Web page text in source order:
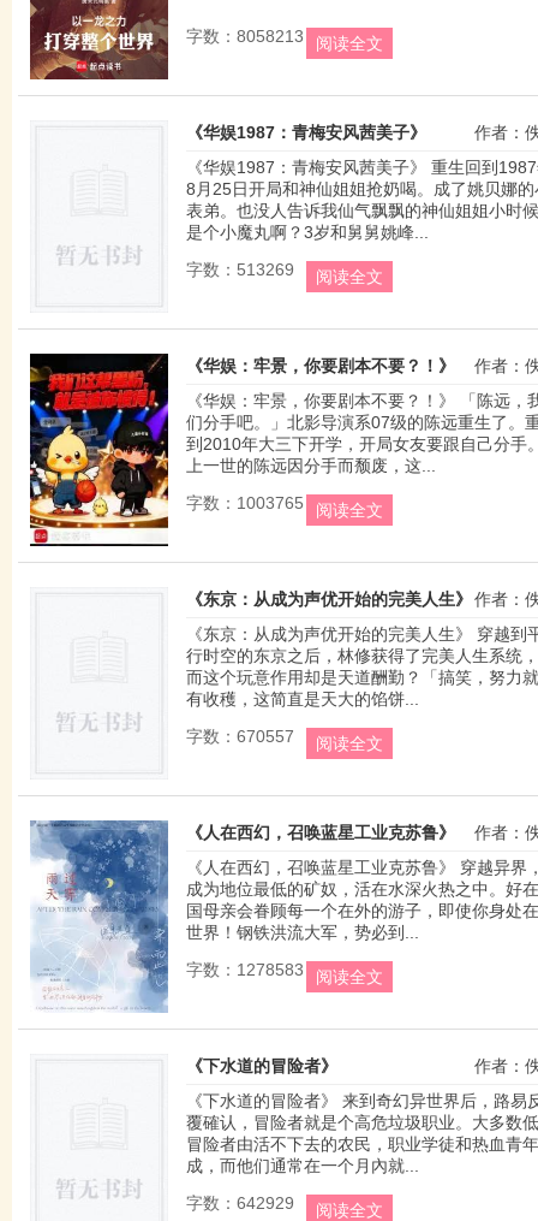
字数：8058213 阅读全文
《华娱1987：青梅安风茜美子》
作者：
《华娱1987：青梅安风茜美子》 重生回到
8月25日开局和神仙姐姐抢奶喝。成了姚贝娜的
表弟。也没人告诉我仙气飘飘的神仙姐姐小时
是个小魔丸啊？3岁和舅舅姚峰...
字数：513269
阅读全文
《华娱：牢景，你要剧本不要？！》
作者：
《华娱：牢景，你要剧本不要？！》 「陈远，
们分手吧。」北影导演系07级的陈远重生了。
到2010年大三下开学，开局女友要跟自己分手
上一世的陈远因分手而颓废，这...
字数：1003765
阅读全文
《东京：从成为声优开始的完美人生》 作者：
《东京：从成为声优开始的完美人生》 穿越到
行时空的东京之后，林修获得了完美人生系统
而这个玩意作用却是天道酬勤？「搞笑，努力
有收穫，这简直是天大的馅饼...
字数：670557
阅读全文
《人在西幻，召唤蓝星工业克苏鲁》
作者：
《人在西幻，召唤蓝星工业克苏鲁》 穿越异界
成为地位最低的矿奴，活在水深火热之中。好
国母亲会眷顾每一个在外的游子，即使你身处
世界！钢铁洪流大军，势必到...
字数：1278583
阅读全文
《下水道的冒险者》
作者：
《下水道的冒险者》 来到奇幻异世界后，路易
覆確认，冒险者就是个高危垃圾职业。大多数
冒险者由活不下去的农民，职业学徒和热血青
成，而他们通常在一个月內就...
字数：642929
阅读全文